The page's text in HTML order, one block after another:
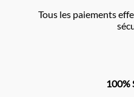
Tous les paiements
100%